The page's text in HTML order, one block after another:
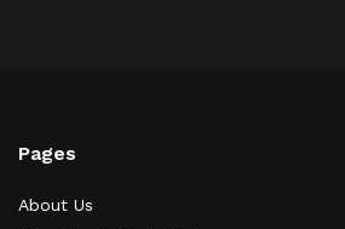
Pages
About Us